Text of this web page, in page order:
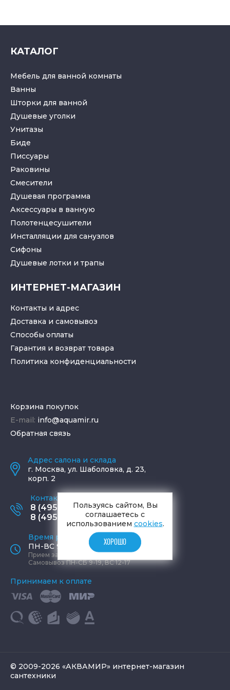
КАТАЛОГ
Мебель для ванной комнаты
Ванны
Шторки для ванной
Душевые уголки
Унитазы
Биде
Писсуары
Раковины
Смесители
Душевая программа
Аксессуары в ванную
Полотенцесушители
Инсталляции для санузлов
Cифоны
Душевые лотки и трапы
ИНТЕРНЕТ-МАГАЗИН
Контакты и адрес
Доставка и самовывоз
Способы оплаты
Гарантия и возврат товара
Политика конфиденциальности
Корзина покупок
E-mail: info@aquamir.ru
Обратная связь
Адрес салона и склада
г. Москва, ул. Шаболовка, д. 23,
корп. 2
Контактные телефоны
8 (495) 795-77-65
8 (495) 797-11-67
Время работы офиса
ПН-ВС 9:00 - 19:00
Прием заказов круглосуточно
Самовывоз ПН-СБ 9-19, ВС 12-17
Принимаем к оплате
© 2009-2026 «АКВАМИР» интернет-магазин
сантехники
Пользуясь сайтом, Вы
соглашаетесь с
использованием cookies.
ХОРОШО